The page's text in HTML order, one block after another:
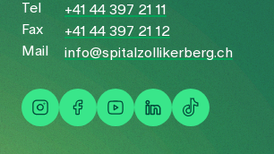
Tel
+41 44 397 21 11
Fax
+41 44 397 21 12
Mail
info@spitalzollikerberg.ch